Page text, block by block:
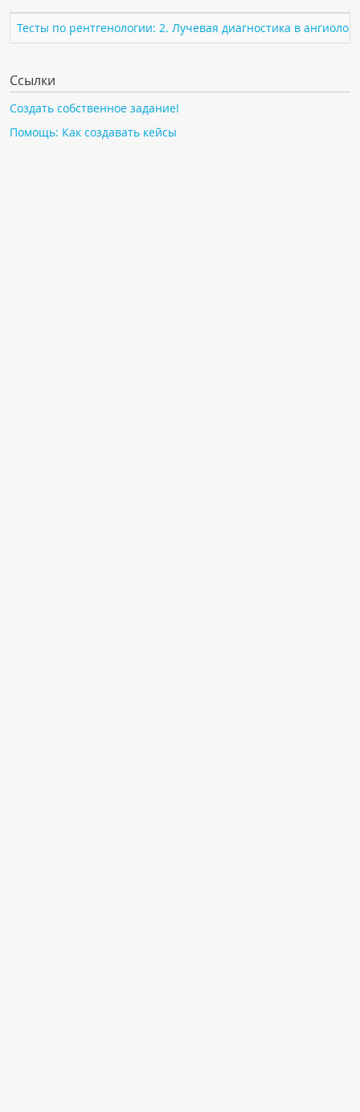
ПАЦИЕНТАМ
Компьютерная томография (КТ)
Магнитно-резонансная томография (МРТ)
Спросить врача
Тесты по рентгенологии: 2. Лучевая диагностика в
Ссылки
Создать собственное задание!
Помощь: Как создавать кейсы